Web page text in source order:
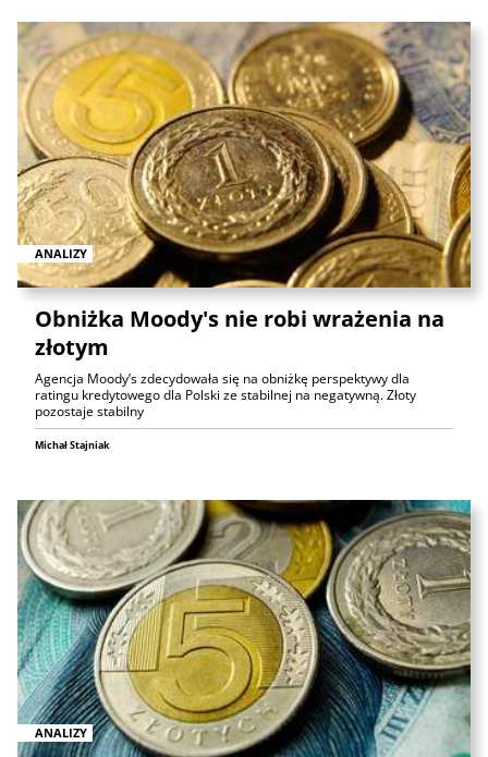
ANALIZY
Obniżka Moody's nie robi wrażenia na
złotym
Agencja Moody’s zdecydowała się na obniżkę perspektywy dla
ratingu kredytowego dla Polski ze stabilnej na negatywną. Złoty
pozostaje stabilny
Michał Stajniak
ANALIZY